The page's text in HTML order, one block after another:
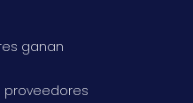
ganan
proveedores